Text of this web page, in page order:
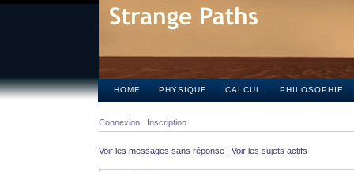
HOME PHYSIQUE CALCUL PHILOSOPHIE
Connexion Inscription
Voir les messages sans réponse | Voir les sujets actifs